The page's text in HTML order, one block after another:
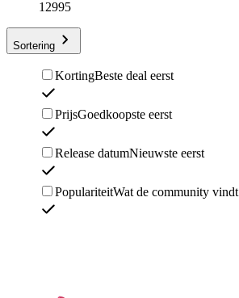
12995
Sortering
KortingBeste deal eerst
PrijsGoedkoopste eerst
Release datumNieuwste eerst
PopulariteitWat de community vindt